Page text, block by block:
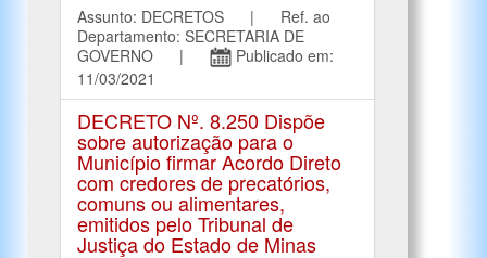
Assunto: DECRETOS | Ref. ao
Departamento: SECRETARIA DE
GOVERNO |
Publicado em:
11/03/2021
DECRETO Nº. 8.250 Dispõe
sobre autorização para o
Município firmar Acordo Direto
com credores de precatórios,
comuns ou alimentares,
emitidos pelo Tribunal de
Justiça do Estado de Minas